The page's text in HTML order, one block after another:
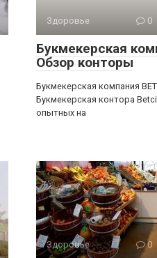
Здоровье 0
Букмекерская
Обзор конторы
Букмекерская компания
Букмекерская контора
опытных на
Здоровье 0